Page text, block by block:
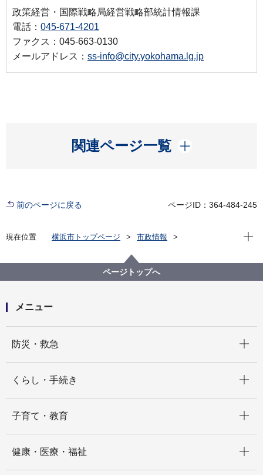
政策経営・国際戦略局経営戦略部統計情報課
電話： 045-671-4201
ファクス：045-663-0130
メールアドレス： ss-info@city.yokohama.lg.jp
関連ページ一覧
開く
前のページに戻る ページID：364-484-245
現在位置 横浜市トップページ
市政情報
人口・世帯
町丁別の人口（住民基本台帳による、毎月末現在）
現在
ページトップへ
メニュー
防災・救急
くらし・手続き
子育て・教育
健康・医療・福祉